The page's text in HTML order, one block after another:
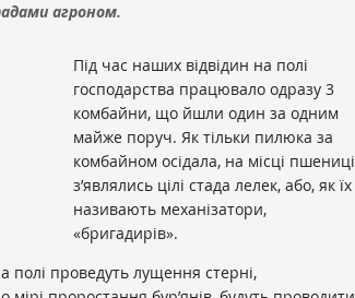
агроном.
Під час наших відвідин на полі
господарства працювало одразу 3
комбайни, що йшли один за одним
майже поруч. Як тільки пилюка за
комбайном осідала, на місці пшениці
з’являлись цілі стада лелек, або, як їх
називають механізатори,
«бригадирів».
полі проведуть лущення стерні,